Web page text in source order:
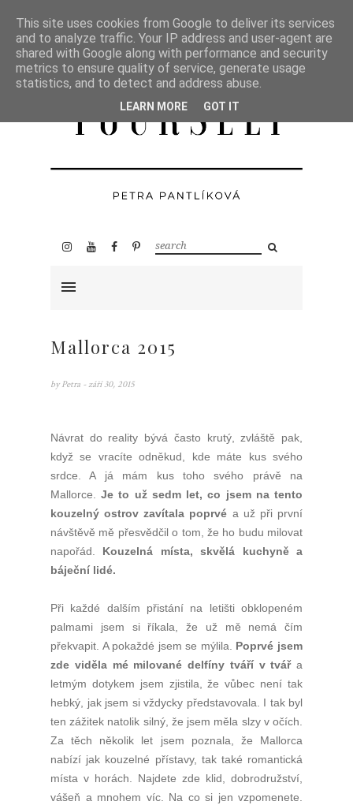
Mallorca 2015
by Petra - září 30, 2015
Návrat do reality bývá často krutý, zvláště pak,
když se vracíte odněkud, kde máte kus svého
srdce. A já mám kus toho svého právě na
Mallorce. Je to už sedm let, co jsem na tento
kouzelný ostrov zavítala poprvé a už při první
návštěvě mě přesvědčil o tom, že ho budu milovat
napořád. Kouzelná místa, skvělá kuchyně a
báječní lidé.
Při každé dalším přistání na letišti obklopeném
palmami jsem si říkala, že už mě nemá čím
překvapit. A pokaždé jsem se mýlila. Poprvé jsem
zde viděla mé milované delfíny tváří v tvářa
letmým dotykem jsem zjistila, že vůbec není tak
hebký, jak jsem si vždycky představovala. I tak byl
ten zážitek natolik silný, že jsem měla slzy v očích.
Za těch několik let jsem poznala, že Mallorca
nabízí jak kouzelné přístavy, tak také romantická
místa v horách. Najdete zde klid, dobrodružství,
vášeň a mnohem víc. Na co si jen vzpomenete.
This site uses cookies from Google to deliver its services
and to analyze traffic. Your IP address and user-agent are
shared with Google along with performance and security
metrics to ensure quality of service, generate usage
statistics, and to detect and address abuse.
LEARN MORE GOT IT